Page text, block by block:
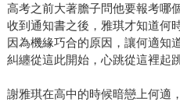
高考之前大著膽子問他要報考哪
收到通知書之後，雅琪才知道何
因為機緣巧合的原因，讓何適知
糾纏從這此開始，心跳從這裡起
謝雅琪在高中的時候暗戀上何適